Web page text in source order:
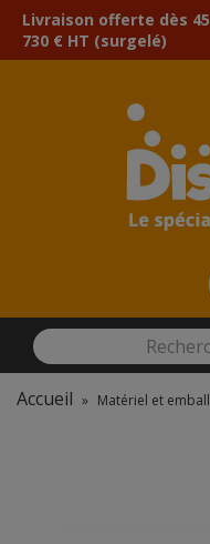
Livraison offerte dès
730 € HT (surgelé)
Rechercher
Accueil » Matériel et